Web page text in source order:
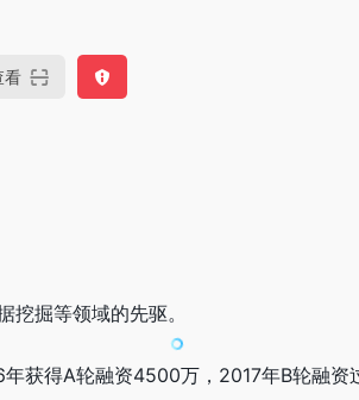
看
掘等领域的先驱。
获得A轮融资4500万，2017年B轮融资